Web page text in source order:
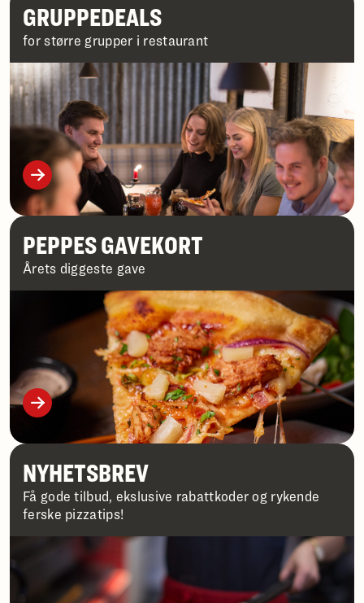
GRUPPEDEALS
for større grupper i restaurant
PEPPES GAVEKORT
Årets diggeste gave
NYHETSBREV
Få gode tilbud, ekslusive rabattkoder og rykende
ferske pizzatips!